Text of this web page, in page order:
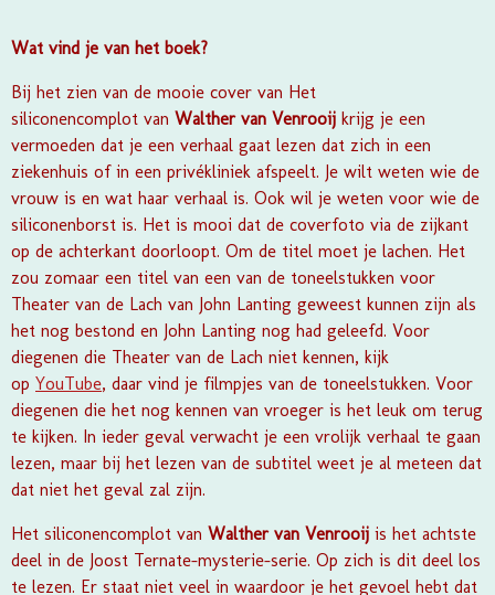
Wat vind je van het boek?
Bij het zien van de mooie cover van Het
siliconencomplot van Walther van Venrooij krijg je een
vermoeden dat je een verhaal gaat lezen dat zich in een
ziekenhuis of in een privékliniek afspeelt. Je wilt weten wie de
vrouw is en wat haar verhaal is. Ook wil je weten voor wie de
siliconenborst is. Het is mooi dat de coverfoto via de zijkant
op de achterkant doorloopt. Om de titel moet je lachen. Het
zou zomaar een titel van een van de toneelstukken voor
Theater van de Lach van John Lanting geweest kunnen zijn als
het nog bestond en John Lanting nog had geleefd. Voor
diegenen die Theater van de Lach niet kennen, kijk
op YouTube, daar vind je filmpjes van de toneelstukken. Voor
diegenen die het nog kennen van vroeger is het leuk om terug
te kijken. In ieder geval verwacht je een vrolijk verhaal te gaan
lezen, maar bij het lezen van de subtitel weet je al meteen dat
dat niet het geval zal zijn.
Het siliconencomplot van Walther van Venrooij is het achtste
deel in de Joost Ternate-mysterie-serie. Op zich is dit deel los
te lezen. Er staat niet veel in waardoor je het gevoel hebt dat